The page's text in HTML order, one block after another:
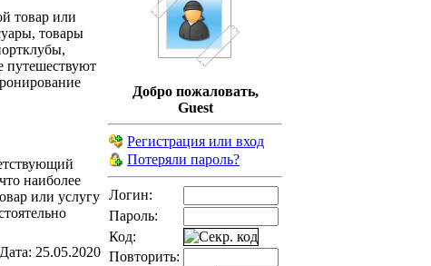
товар или
товары
путешествуют
наиболее
или услугу
25.05.2020
Добро пожаловать,
Guest
Регистрация или вход
Потеряли пароль?
Логин:
Пароль:
Код:
Повторить: